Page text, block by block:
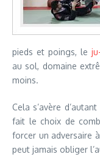
pieds et poings, le
au sol, domaine
moins.
Cela s’avère
fait le choix de
forcer un adversaire
peut jamais obliger